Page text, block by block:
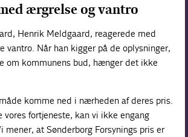
ærgrelse og vantro
Henrik Meldgaard, reagerede med
vantro. Når han kigger på de oplysninger,
om kommunens bud, hænger det ikke
komme ned i nærheden af deres pris.
vores fortjeneste, kan vi ikke engang
mener, at Sønderborg Forsynings pris er